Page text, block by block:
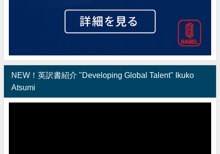
NEW！英訳書紹介 "Developing Global Talent" Ikuko
Atsumi